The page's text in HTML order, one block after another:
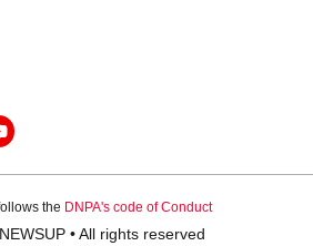
the DNPA's code of Conduct
• All rights reserved